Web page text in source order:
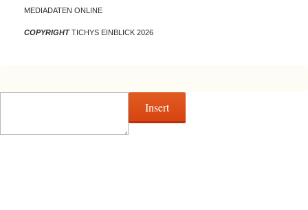
MEDIADATEN ONLINE
COPYRIGHTTICHYS EINBLICK 2026
Insert